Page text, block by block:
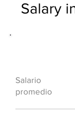
Salary
Salario
promedio